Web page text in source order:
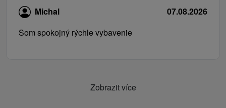
Michal
07.08.2026
Som spokojný rýchle vybavenie
Zobrazit více